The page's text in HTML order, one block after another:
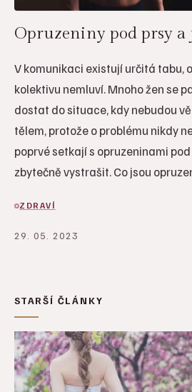
Opruzeniny pod prsy a
V komunikaci existují určitá tabu,
kolektivu nemluví. Mnoho žen se
dostat do situace, kdy nebudou
tělem, protože o problému nikdy
poprvé setkají s opruzeninami pod
zbytečně vystrašit. Co jsou
ZDRAVÍ
29. 05. 2023
STARŠÍ ČLÁNKY